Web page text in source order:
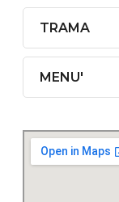
TRAMA
MENU'